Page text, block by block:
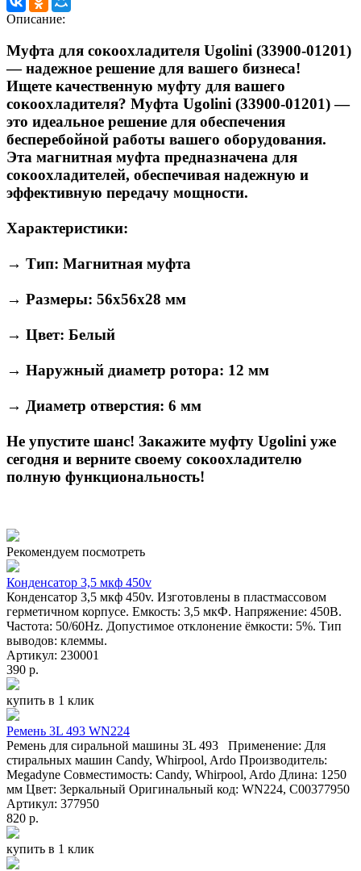
Описание:
Муфта для сокоохладителя Ugolini (33900-01201)
— надежное решение для вашего бизнеса!
Ищете качественную муфту для вашего
сокоохладителя? Муфта Ugolini (33900-01201) —
это идеальное решение для обеспечения
бесперебойной работы вашего оборудования.
Эта магнитная муфта предназначена для
сокоохладителей, обеспечивая надежную и
эффективную передачу мощности.
Характеристики:
→ Тип: Магнитная муфта
→ Размеры: 56х56х28 мм
→ Цвет: Белый
→ Наружный диаметр ротора: 12 мм
→ Диаметр отверстия: 6 мм
Не упустите шанс! Закажите муфту Ugolini уже
сегодня и верните своему сокоохладителю
полную функциональность!
Рекомендуем посмотреть
Конденсатор 3,5 мкф 450v
Конденсатор 3,5 мкф 450v. Изготовлены в пластмассовом
герметичном корпусе. Емкость: 3,5 мкФ. Напряжение: 450В.
Частота: 50/60Hz. Допустимое отклонение ёмкости: 5%. Тип
выводов: клеммы.
Артикул: 230001
390 р.
купить в 1 клик
Ремень 3L 493 WN224
Ремень для сиральной машины 3L 493 Применение: Для
стиральных машин Candy, Whirpool, Ardo Производитель:
Megadyne Совместимость: Candy, Whirpool, Ardo Длина: 1250
мм Цвет: Зеркальный Оригинальный код: WN224, С00377950
Артикул: 377950
820 р.
купить в 1 клик